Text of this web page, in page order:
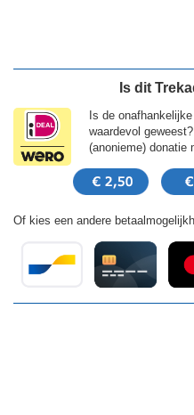
Is dit
Is de
waardevol
(anonieme) donatie
Of kies een andere